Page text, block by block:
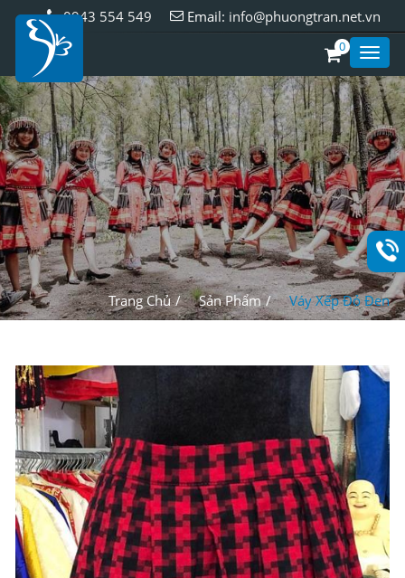
Email: info@phuongtran.net.vn
0943 554 549
0
Styles
Trang Chủ Sản Phẩm Váy Xếp Đỏ Đen